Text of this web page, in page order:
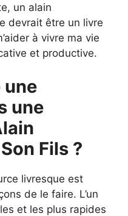
un alain
devrait être un livre
à vivre ma vie
et productive.
une
une
Fils ?
livresque est
de le faire. L’un
et les plus rapides